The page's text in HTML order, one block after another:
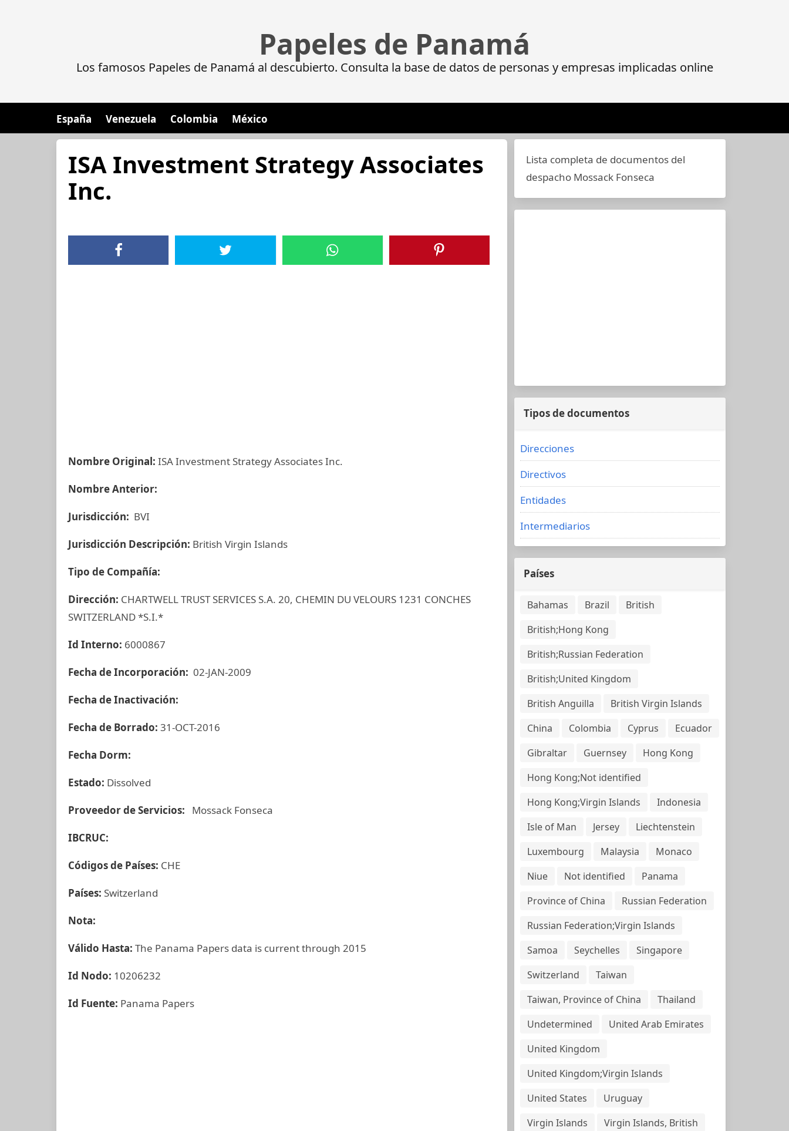
Papeles de Panamá
Los famosos Papeles de Panamá al descubierto. Consulta la base de datos de personas y empresas implicadas online
España Venezuela Colombia México
ISA Investment Strategy Associates
Inc.
Nombre Original: ISA Investment Strategy Associates Inc.
Nombre Anterior:
Jurisdicción: BVI
Jurisdicción Descripción: British Virgin Islands
Tipo de Compañía:
Dirección: CHARTWELL TRUST SERVICES S.A. 20, CHEMIN DU VELOURS 1231 CONCHES
SWITZERLAND *S.I.*
Id Interno: 6000867
Fecha de Incorporación: 02-JAN-2009
Fecha de Inactivación:
Fecha de Borrado: 31-OCT-2016
Fecha Dorm:
Estado: Dissolved
Proveedor de Servicios: Mossack Fonseca
IBCRUC:
Códigos de Países: CHE
Países: Switzerland
Nota:
Válido Hasta: The Panama Papers data is current through 2015
Id Nodo: 10206232
Id Fuente: Panama Papers
Lista completa de documentos del
despacho Mossack Fonseca
Tipos de documentos
Direcciones
Directivos
Entidades
Intermediarios
Países
Bahamas Brazil
British
British;Hong Kong
British;Russian Federation
British;United Kingdom
British Anguilla
British Virgin Islands
China
Colombia Cyprus
Ecuador
Gibraltar
Guernsey
Hong Kong
Hong Kong;Not identified
Hong Kong;Virgin Islands
Indonesia
Isle of Man
Jersey
Liechtenstein
Luxembourg
Malaysia
Monaco
Niue
Not identified
Panama
Province of China
Russian Federation
Russian Federation;Virgin Islands
Samoa
Seychelles
Singapore
Switzerland
Taiwan
Taiwan, Province of China
Thailand
Undetermined
United Arab Emirates
United Kingdom
United Kingdom;Virgin Islands
United States
Uruguay
Virgin Islands
Virgin Islands, British